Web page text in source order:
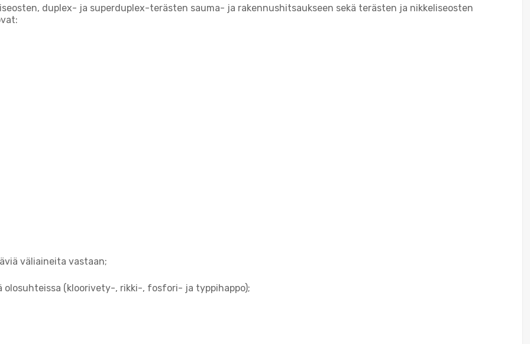
duplex- ja superduplex-terästen sauma- ja rakennushitsaukseen sekä terästen ja nikkeliseosten
väliaineita vastaan;
(kloorivety-, rikki-, fosfori- ja typpihappo);